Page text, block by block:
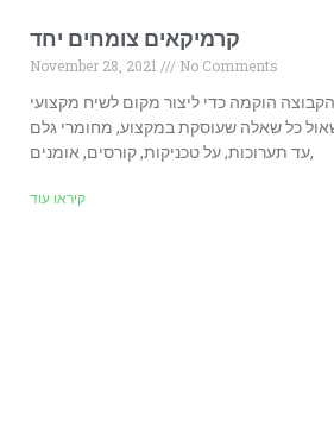
קרמיקאים צומחים יחד
November 28, 2021
No Comments
הוקמה כדי ליצור מקום לשיח מקצועי
כל שאלה שעוסקת במקצוע, מחומרי גלם
עד תערוכות, על טכניקות, קורסים, אומנים,
קיראו עוד